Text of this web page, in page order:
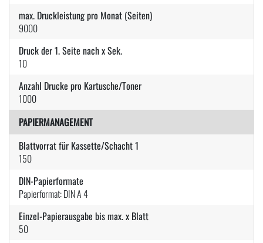
max. Druckleistung pro Monat (Seiten)
9000
Druck der 1. Seite nach x Sek.
10
Anzahl Drucke pro Kartusche/Toner
1000
PAPIERMANAGEMENT
Blattvorrat für Kassette/Schacht 1
150
DIN-Papierformate
Papierformat: DIN A 4
Einzel-Papierausgabe bis max. x Blatt
50